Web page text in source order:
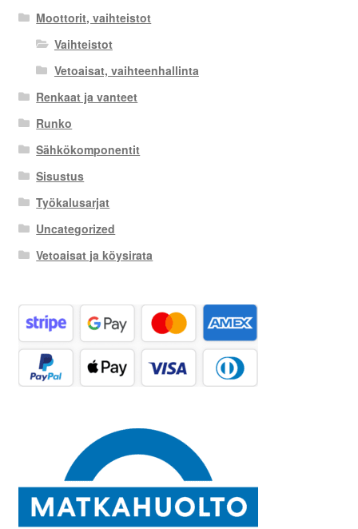
Moottorit, vaihteistot
Vaihteistot
Vetoaisat, vaihteenhallinta
Renkaat ja vanteet
Runko
Sähkökomponentit
Sisustus
Työkalusarjat
Uncategorized
Vetoaisat ja köysirata